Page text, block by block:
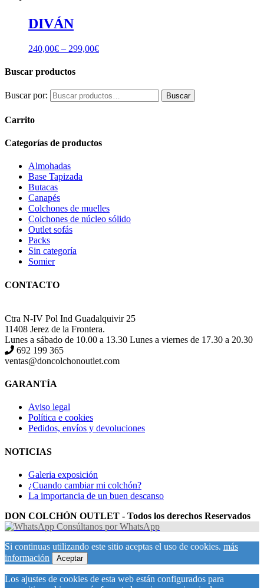
DIVÁN
240,00€ – 299,00€
Buscar productos
Buscar por: Buscar
Carrito
Categorías de productos
Almohadas
Base Tapizada
Butacas
Canapés
Colchones de muelles
Colchones de núcleo sólido
Outlet sofás
Packs
Sin categoría
Somier
CONTACTO
Ctra N-IV Pol Ind Guadalquivir 25
11408 Jerez de la Frontera.
Lunes a sábado de 10.00 a 13.30 Lunes a viernes de 17.30 a 20.30
692 199 365
ventas@doncolchonoutlet.com
GARANTÍA
Aviso legal
Política e cookies
Pedidos, envíos y devoluciones
NOTICIAS
Galeria exposición
¿Cuando cambiar mi colchón?
La importancia de un buen descanso
DON COLCHÓN OUTLET - Todos los derechos Reservados
Consúltanos por WhatsApp
Si continuas utilizando este sitio aceptas el uso de cookies. más
información
Aceptar
Los ajustes de cookies de esta web están configurados para